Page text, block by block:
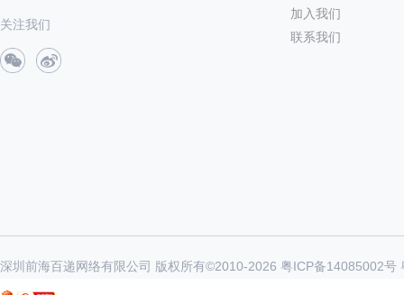
关注我们
加入我们
联系我们
深圳前海百递网络有限公司 版权所有©2010-2026 粤ICP备14085002号